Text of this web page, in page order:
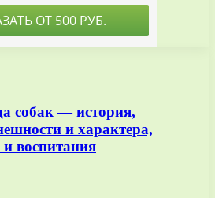
собак — история,
и характера,
воспитания